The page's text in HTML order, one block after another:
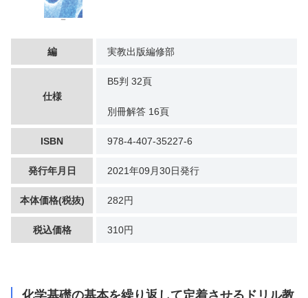
編 実教出版編修部
仕様
B5判 32頁
別冊解答 16頁
ISBN 978-4-407-35227-6
発行年月日 2021年09月30日発行
本体価格(税抜) 282円
税込価格 310円